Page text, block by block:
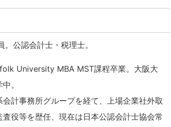
公認会計士・税理士。
University MBA MST課程卒業。大阪大
。
計事務所グループを経て、上場企業社外取
役等を歴任、現在は日本公認会計士協会常